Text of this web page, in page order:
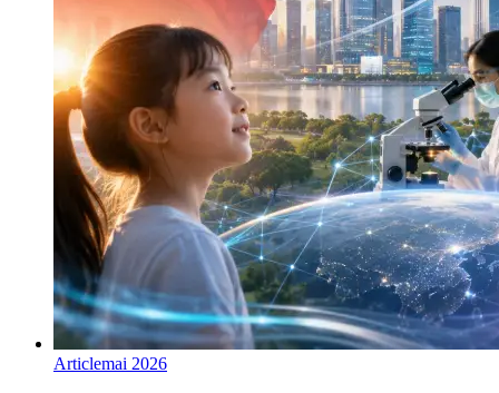
Articlemai 2026